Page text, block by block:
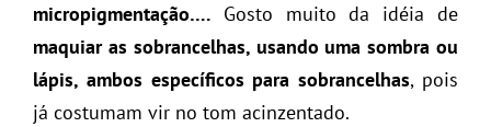
micropigmentação…. Gosto muito da idéia de
maquiar as sobrancelhas, usando uma sombra ou
lápis, ambos específicos para sobrancelhas, pois
já costumam vir no tom acinzentado.